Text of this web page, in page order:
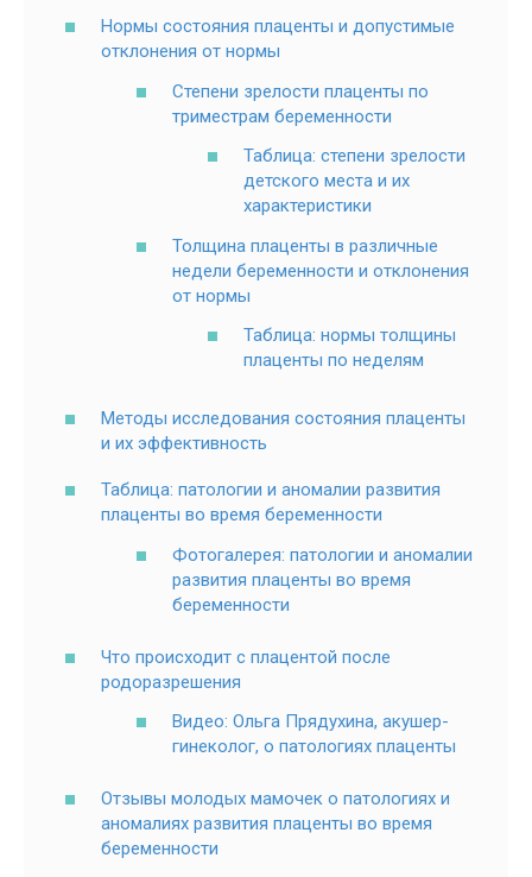
Нормы состояния плаценты и допустимые
отклонения от нормы
Степени зрелости плаценты по
триместрам беременности
Таблица: степени зрелости
детского места и их
характеристики
Толщина плаценты в различные
недели беременности и отклонения
от нормы
Таблица: нормы толщины
плаценты по неделям
Методы исследования состояния плаценты
и их эффективность
Таблица: патологии и аномалии развития
плаценты во время беременности
Фотогалерея: патологии и аномалии
развития плаценты во время
беременности
Что происходит с плацентой после
родоразрешения
Видео: Ольга Прядухина, акушер-
гинеколог, о патологиях плаценты
Отзывы молодых мамочек о патологиях и
аномалиях развития плаценты во время
беременности